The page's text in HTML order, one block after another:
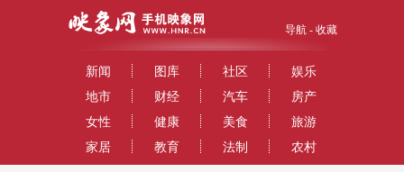
导航 - 收藏
新闻 图库 社区
娱乐
地市
财经 汽车
房产
女性
健康 美食
旅游
家居
教育 法制 农村